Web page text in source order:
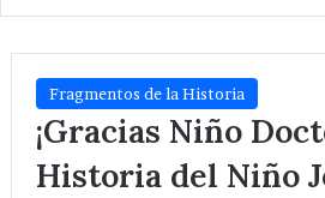
Fragmentos de la Historia
¡Gracias Niño
Historia del Niño